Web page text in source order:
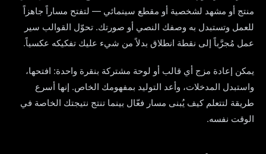
منتج أو مشهد لشخصية أو مقطع سينمائي — لتفتح مساراً جاهزاً
للعمل وتستبدل به وصفك النصي أو صورتك. تحوّل القوالب سير
عمل مُجرَّباً إلى نقطة انطلاق بدلاً من شيء عليك تفكيكه عكسياً.
يمكن إعادة مزج أي قالب أو لوحة مشتركة بنقرة واحدة: افتحها،
واستبدل المدخلات، وأعد التوليد بمفهومك الخاص. إنها أسرع
طريقة لتتعلم كيف يُبنى مسار فعّال بينما تنتج نتيجتك الخاصة في
الوقت نفسه.